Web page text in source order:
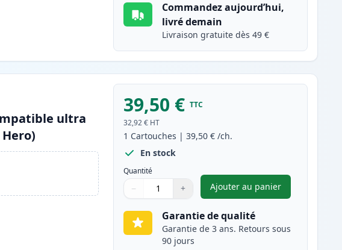
Commandez aujourd’hui,
livré demain
Livraison gratuite dès 49 €
ultra
39,50 € TTC
32,92 € HT
1 Cartouches |39,50 € /ch.
En stock
Quantité
Quantité
Utilisez les boutons pour ajuster
− +
Quantité
Ajouter au panier
,Brother TN242C
Garantie de qualité
Garantie de 3 ans. Retours sous
90 jours